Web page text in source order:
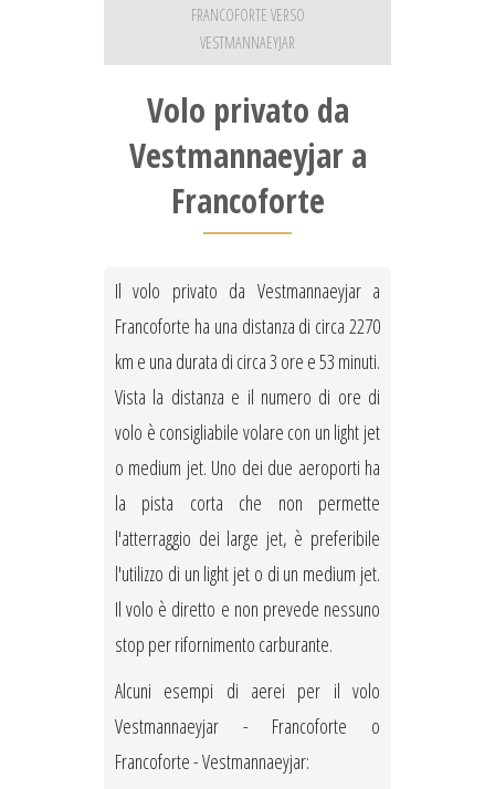
FRANCOFORTE VERSO
VESTMANNAEYJAR
Volo privato da
Vestmannaeyjar a
Francoforte
Il volo privato da Vestmannaeyjar a
Francoforte ha una distanza di circa 2270
km e una durata di circa 3 ore e 53 minuti.
Vista la distanza e il numero di ore di
volo è consigliabile volare con un light jet
o medium jet. Uno dei due aeroporti ha
la pista corta che non permette
l'atterraggio dei large jet, è preferibile
l'utilizzo di un light jet o di un medium jet.
Il volo è diretto e non prevede nessuno
stop per rifornimento carburante.
Alcuni esempi di aerei per il volo
Vestmannaeyjar - Francoforte o
Francoforte - Vestmannaeyjar: